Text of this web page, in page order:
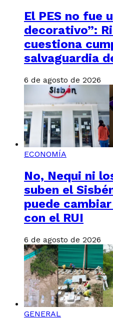
El PES no fue
decorativo”:
cuestiona
salvaguardia
6 de agosto de 2026
ECONOMÍA
No, Nequi ni
suben el
puede
con el RUI
6 de agosto de 2026
GENERAL